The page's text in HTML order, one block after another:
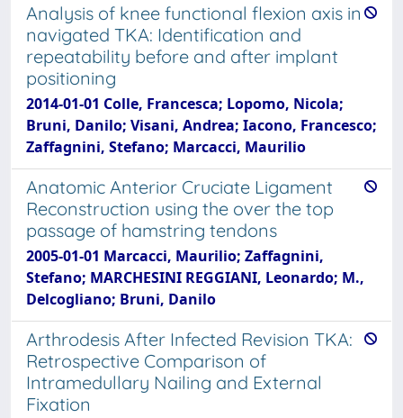
Analysis of knee functional flexion axis in
navigated TKA: Identification and
repeatability before and after implant
positioning
2014-01-01 Colle, Francesca; Lopomo, Nicola;
Bruni, Danilo; Visani, Andrea; Iacono, Francesco;
Zaffagnini, Stefano; Marcacci, Maurilio
Anatomic Anterior Cruciate Ligament
Reconstruction using the over the top
passage of hamstring tendons
2005-01-01 Marcacci, Maurilio; Zaffagnini,
Stefano; MARCHESINI REGGIANI, Leonardo; M.,
Delcogliano; Bruni, Danilo
Arthrodesis After Infected Revision TKA:
Retrospective Comparison of
Intramedullary Nailing and External
Fixation